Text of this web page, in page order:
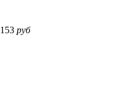
153 руб